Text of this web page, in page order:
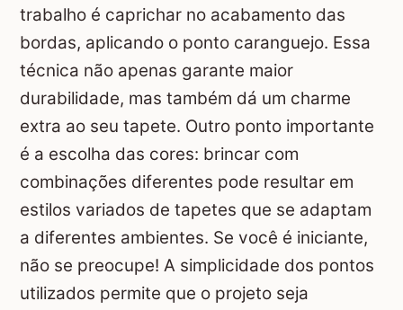
trabalho é caprichar no acabamento das
bordas, aplicando o ponto caranguejo. Essa
técnica não apenas garante maior
durabilidade, mas também dá um charme
extra ao seu tapete. Outro ponto importante
é a escolha das cores: brincar com
combinações diferentes pode resultar em
estilos variados de tapetes que se adaptam
a diferentes ambientes. Se você é iniciante,
não se preocupe! A simplicidade dos pontos
utilizados permite que o projeto seja